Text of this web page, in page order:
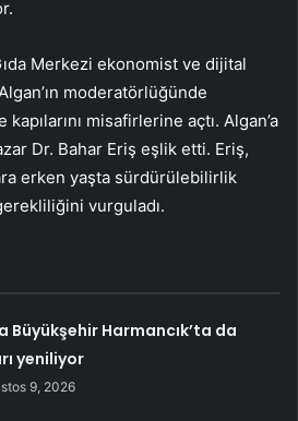
Merkezi ekonomist ve dijital
moderatörlüğünde
misafirlerine açtı. Algan’a
Dr. Bahar Eriş eşlik etti. Eriş,
erken yaşta sürdürülebilirlik
vurguladı.
Büyükşehir Harmancık’ta da
yeniliyor
9, 2026